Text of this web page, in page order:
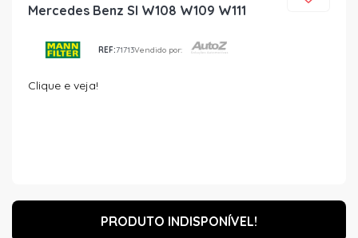
Mercedes Benz Sl W108 W109 W111
REF:71713Vendido por:
Clique e veja!
PRODUTO INDISPONÍVEL!